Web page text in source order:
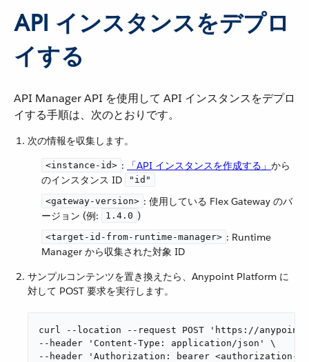
API インスタンスをデプロ
イする
API Manager API を使用して API インスタンスをデプロ
イする手順は、次のとおりです。
次の情報を収集します。
<instance-id> ​: 「API インスタンスを作成する」 ​から
のインスタンス ID ​
"id"
<gateway-version> ​: 使用している Flex Gateway のバ
ージョン (例:
1.4.0 ​)
<target-id-from-runtime-manager> ​: Runtime
Manager から収集された対象 ID
サンプルコンテンツを置き換えたら、Anypoint Platform に
対して POST 要求を実行します。
curl --location --request POST 'https://
--header 'Content-Type: application/json' \
--header 'Authorization: bearer <authorization-